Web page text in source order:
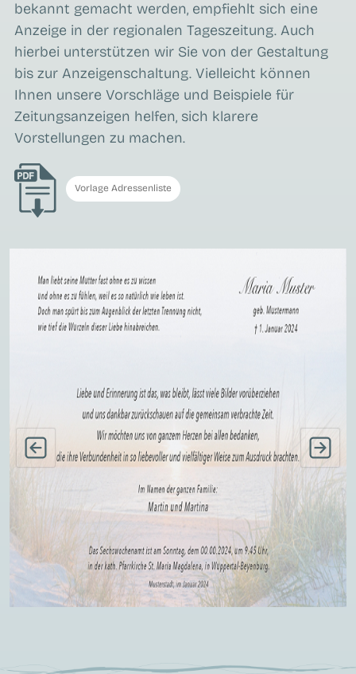
bekannt gemacht werden, empfiehlt sich eine
Anzeige in der regionalen Tageszeitung. Auch
hierbei unterstützen wir Sie von der Gestaltung
bis zur Anzeigenschaltung. Vielleicht können
Ihnen unsere Vorschläge und Beispiele für
Zeitungsanzeigen helfen, sich klarere
Vorstellungen zu machen.
Vorlage Adressenliste